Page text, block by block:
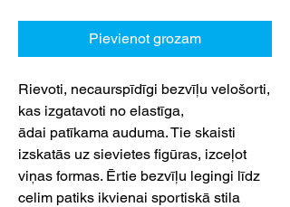
Pievienot grozam
Rievoti, necaurspīdīgi bezvīļu velošorti,
kas izgatavoti no elastīga,
ādai patīkama auduma. Tie skaisti
izskatās uz sievietes figūras, izceļot
viņas formas. Ērtie bezvīļu legingi līdz
celim patiks ikvienai sportiskā stila